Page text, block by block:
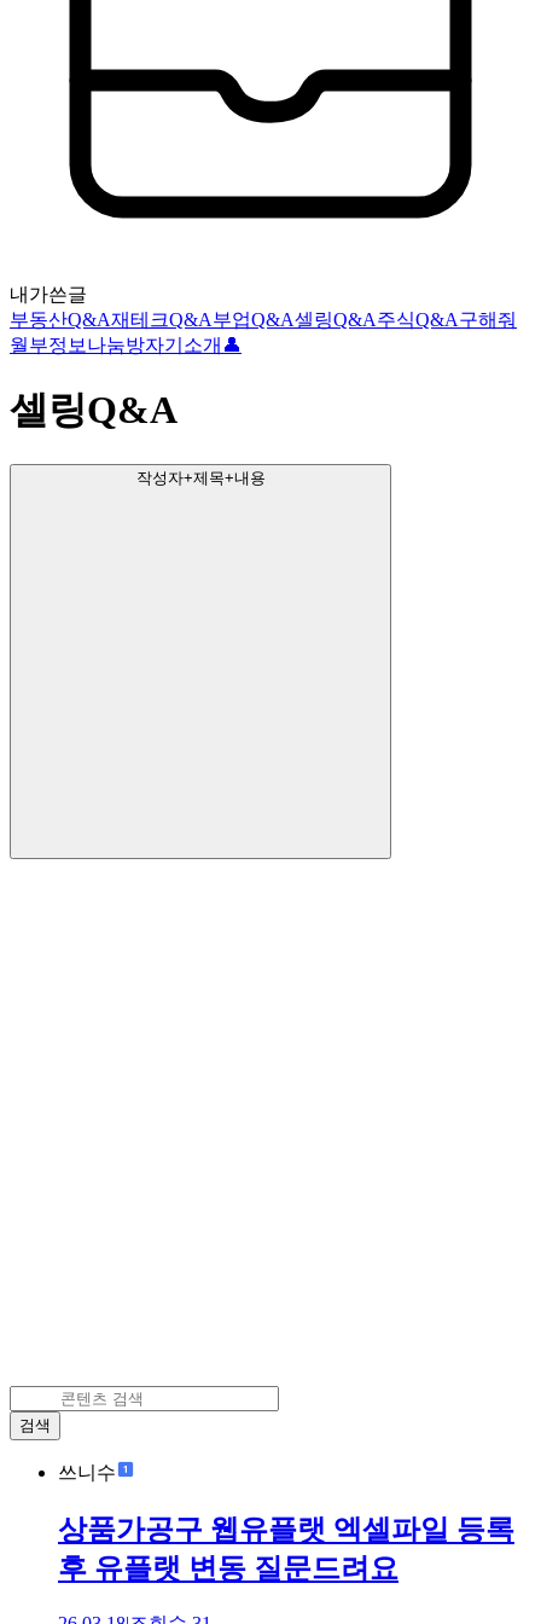
내가쓴글
부동산Q&A재테크Q&A부업Q&A셀링Q&A주식Q&A구해줘
월부정보나눔방자기소개👤
셀링Q&A
작성자+제목+내용
검색
쓰니수
상품가공구 웹유플랫 엑셀파일 등록
후 유플랫 변동 질문드려요